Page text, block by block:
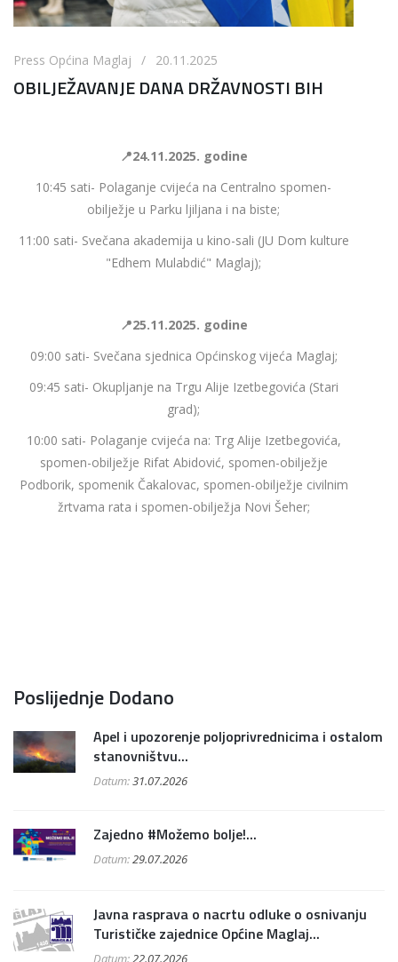
Press Općina Maglaj / 20.11.2025
OBILJEŽAVANJE DANA DRŽAVNOSTI BIH
📍24.11.2025. godine
10:45 sati- Polaganje cvijeća na Centralno spomen-
obilježje u Parku ljiljana i na biste;
11:00 sati- Svečana akademija u kino-sali (JU Dom kulture
"Edhem Mulabdić" Maglaj);
📍25.11.2025. godine
09:00 sati- Svečana sjednica Općinskog vijeća Maglaj;
09:45 sati- Okupljanje na Trgu Alije Izetbegovića (Stari
grad);
10:00 sati- Polaganje cvijeća na: Trg Alije Izetbegovića,
spomen-obilježje Rifat Abidović, spomen-obilježje
Podborik, spomenik Čakalovac, spomen-obilježje civilnim
žrtvama rata i spomen-obilježja Novi Šeher;
Poslijednje Dodano
Apel i upozorenje poljoprivrednicima i ostalom
stanovništvu...
Datum:31.07.2026
Zajedno #Možemo bolje!...
Datum:29.07.2026
Javna rasprava o nacrtu odluke o osnivanju
Turističke zajednice Općine Maglaj...
Datum:22.07.2026